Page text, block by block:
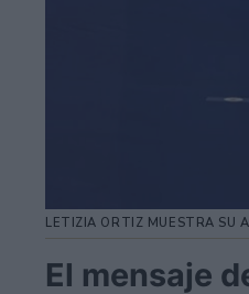
LETIZIA ORTIZ MUESTRA SU
El mensaje